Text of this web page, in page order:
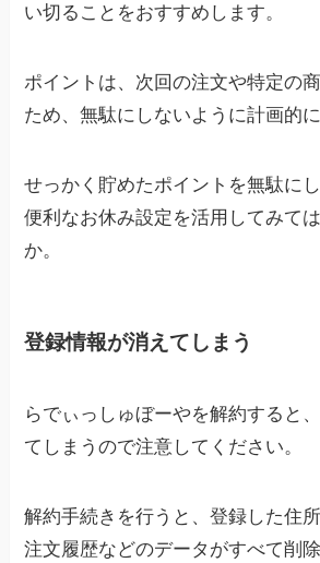
い切ることをおすすめします。
ポイントは、次回の注文や特定の
ため、無駄にしないように計画的
せっかく貯めたポイントを無駄に
便利なお休み設定を活用してみて
か。
登録情報が消えてしまう
らでぃっしゅぼーやを解約すると
てしまうので注意してください。
解約手続きを行うと、登録した住
注文履歴などのデータがすべて削除